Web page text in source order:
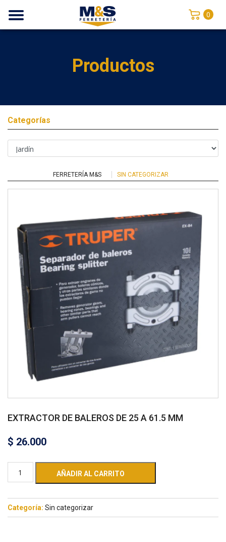
0
Productos
Categorías
FERRETERÍA M&S SIN CATEGORIZAR
EXTRACTOR DE BALEROS DE 25 A 61.5 MM
$ 26.000
AÑADIR AL CARRITO
Categoría: Sin categorizar